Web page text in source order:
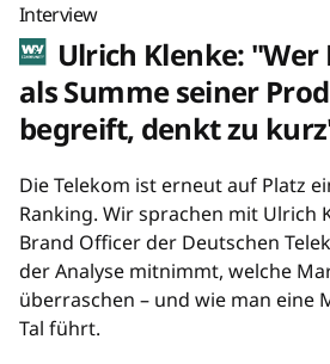
Interview
Ulrich Klenke:
als Summe seiner
begreift, denkt zu
Die Telekom ist erneut auf Platz
Ranking. Wir sprachen mit Ulrich
Brand Officer der Deutschen
der Analyse mitnimmt, welche
überraschen – und wie man eine
Tal führt.